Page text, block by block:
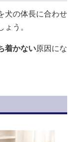
犬の体長に合わせ
う。
着かない原因にな